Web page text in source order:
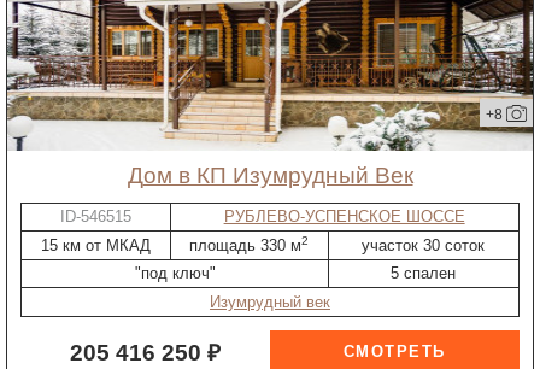
+8
дом в КП Изумрудный Век
ID-546515
РУБЛЕВО-УСПЕНСКОЕ ШОССЕ
15 км от МКАД
площадь 330 м2
участок 30 соток
"под ключ"
5 спален
Изумрудный век
205 416 250 ₽